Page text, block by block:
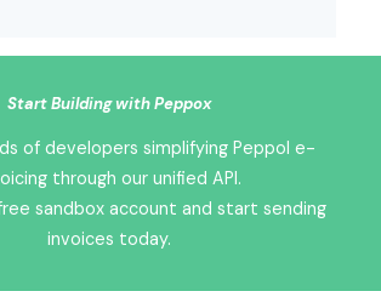
Start Building with Peppox
of developers simplifying Peppol e-
through our unified API.
sandbox account and start sending
invoices today.